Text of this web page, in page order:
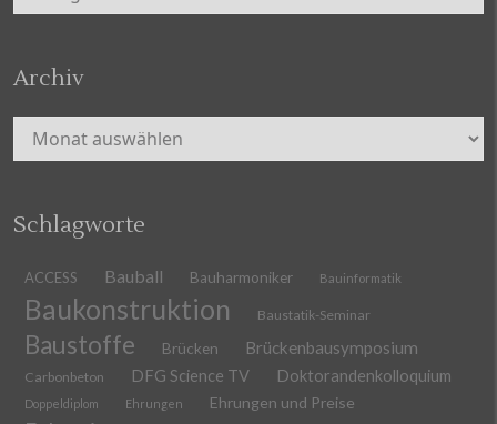
Archiv
Archiv
Schlagworte
ACCESS Bauball Bauharmoniker Bauinformatik
Baukonstruktion Baustatik-Seminar
Baustoffe Brücken Brückenbausymposium
Carbonbeton DFG Science TV Doktorandenkolloquium
Doppeldiplom Ehrungen Ehrungen und Preise